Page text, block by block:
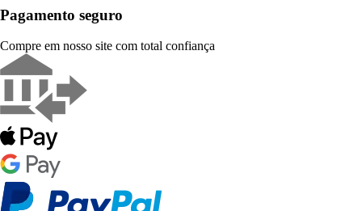
Pagamento seguro
Compre em nosso site com total confiança